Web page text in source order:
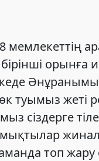
мемлекеттің
орынға
туымыз жеті
сіздерге
топ жару